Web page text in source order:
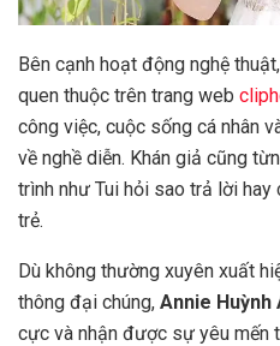
Bên cạnh hoạt động nghệ
quen thuộc trên trang web
công việc, cuộc sống cá nhân
về nghề diễn. Khán giả cũng
trình như Tui hỏi sao trả lời
trẻ.
Dù không thường xuyên xuất
thông đại chúng, Annie Huỳnh
cực và nhận được sự yêu mến